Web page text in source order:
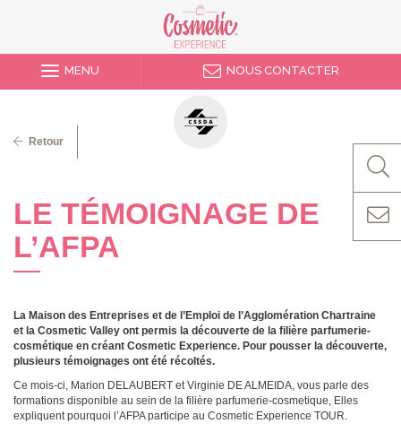
MENU NOUS CONTACTER
LE TÉMOIGNAGE DE
L’AFPA
La Maison des Entreprises et de l’Emploi de l’Agglomération Chartraine
et la Cosmetic Valley ont permis la découverte de la filière parfumerie-
cosmétique en créant Cosmetic Experience. Pour pousser la découverte,
plusieurs témoignages ont été récoltés.
Ce mois-ci, Marion DELAUBERT et Virginie DE ALMEIDA, vous parle des
formations disponible au sein de la filière parfumerie-cosmetique, Elles
expliquent pourquoi l’AFPA participe au Cosmetic Experience TOUR.
Retour